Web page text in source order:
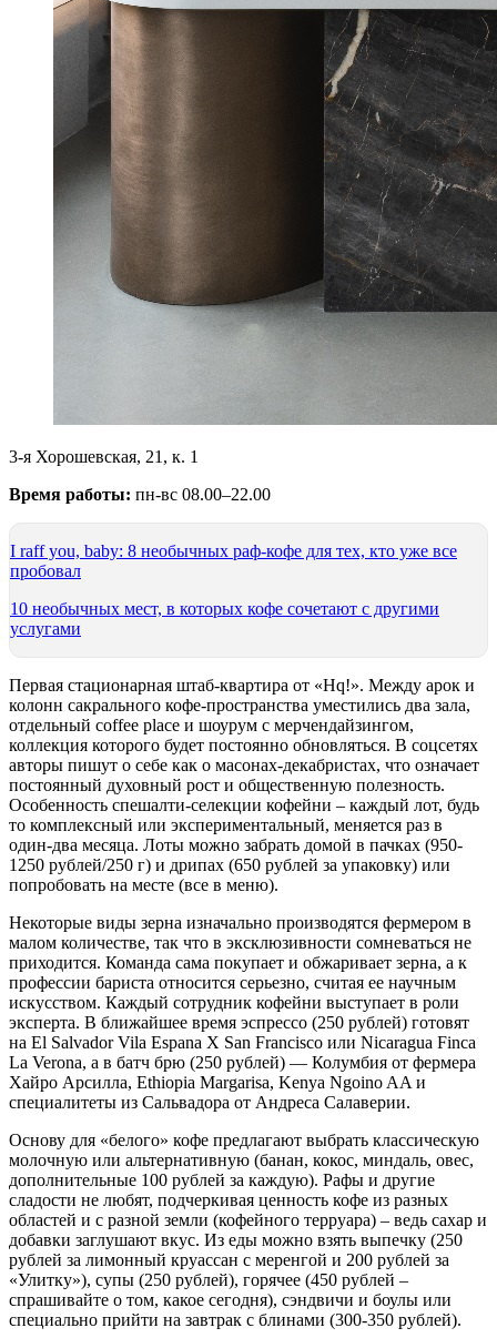
3-я Хорошевская, 21, к. 1
Время работы: пн-вс 08.00–22.00
I raff you, baby: 8 необычных раф-кофе для тех, кто уже все
пробовал
10 необычных мест, в которых кофе сочетают с другими
услугами
Первая стационарная штаб-квартира от «Hq!». Между арок и
колонн сакрального кофе-пространства уместились два зала,
отдельный coffee place и шоурум с мерчендайзингом,
коллекция которого будет постоянно обновляться. В соцсетях
авторы пишут о себе как о масонах-декабристах, что означает
постоянный духовный рост и общественную полезность.
Особенность спешалти-селекции кофейни – каждый лот, будь
то комплексный или экспериментальный, меняется раз в
один-два месяца. Лоты можно забрать домой в пачках (950-
1250 рублей/250 г) и дрипах (650 рублей за упаковку) или
попробовать на месте (все в меню).
Некоторые виды зерна изначально производятся фермером в
малом количестве, так что в эксклюзивности сомневаться не
приходится. Команда сама покупает и обжаривает зерна, а к
профессии бариста относится серьезно, считая ее научным
искусством. Каждый сотрудник кофейни выступает в роли
эксперта. В ближайшее время эспрессо (250 рублей) готовят
на El Salvador Vila Espana X San Francisco или Nicaragua Finca
La Verona, а в батч брю (250 рублей) — Колумбия от фермера
Хайро Арсилла, Ethiopia Margarisa, Kenya Ngoino AA и
специалитеты из Сальвадора от Андреса Салаверии.
Основу для «белого» кофе предлагают выбрать классическую
молочную или альтернативную (банан, кокос, миндаль, овес,
дополнительные 100 рублей за каждую). Рафы и другие
сладости не любят, подчеркивая ценность кофе из разных
областей и с разной земли (кофейного терруара) – ведь сахар и
добавки заглушают вкус. Из еды можно взять выпечку (250
рублей за лимонный круассан с меренгой и 200 рублей за
«Улитку»), супы (250 рублей), горячее (450 рублей –
спрашивайте о том, какое сегодня), сэндвичи и боулы или
специально прийти на завтрак с блинами (300-350 рублей).